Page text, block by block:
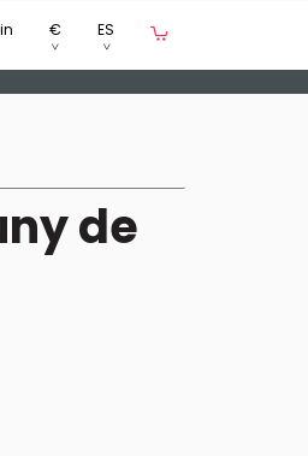
€ ES
de